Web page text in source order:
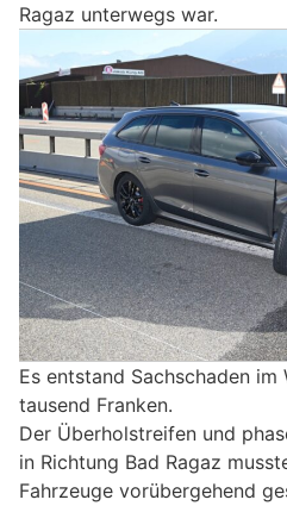
Ragaz unterwegs war.
Es entstand Sachschaden
tausend Franken.
Der Überholstreifen und
in Richtung Bad Ragaz
Fahrzeuge vorübergehend